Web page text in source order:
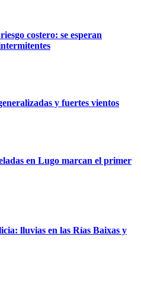
costero: se esperan
y fuertes vientos
en Lugo marcan el primer
lluvias en las Rías Baixas y